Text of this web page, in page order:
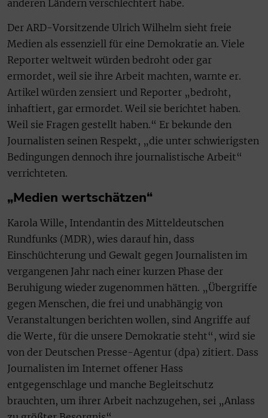
anderen Ländern verschlechtert habe.
Der ARD-Vorsitzende Ulrich Wilhelm sieht freie
Medien als essenziell für eine Demokratie an. Viele
Reporter weltweit würden bedroht oder gar
ermordet, weil sie ihre Arbeit machten, warnte er.
Artikel würden zensiert und Reporter „bedroht,
inhaftiert, gar ermordet. Weil sie berichtet haben.
Weil sie Fragen gestellt haben.“ Er bekunde den
Journalisten seinen Respekt, „die unter schwierigsten
Bedingungen dennoch ihre journalistische Arbeit“
verrichteten.
„Medien wertschätzen“
Karola Wille, Intendantin des Mitteldeutschen
Rundfunks (MDR), wies darauf hin, dass
Einschüchterung und Gewalt gegen Journalisten im
vergangenen Jahr nach einer kurzen Phase der
Beruhigung wieder zugenommen hätten. „Übergriffe
gegen Menschen, die frei und unabhängig von
Veranstaltungen berichten wollen, sind Angriffe auf
die Werte, für die unsere Demokratie steht“, wird sie
von der Deutschen Presse-Agentur (dpa) zitiert. Dass
Journalisten im Internet offener Hass
entgegenschlage und manche Begleitschutz
brauchten, um ihrer Arbeit nachzugehen, sei „Anlass